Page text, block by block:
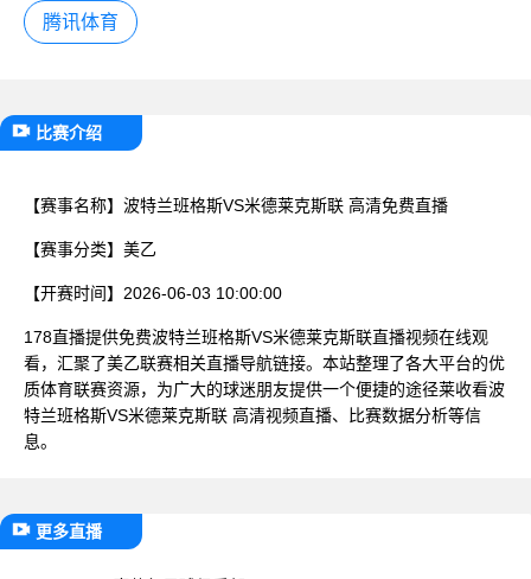
腾讯体育
比赛介绍
【赛事名称】 波特兰班格斯VS米德莱克斯联 高清免费直播
【赛事分类】 美乙
【开赛时间】 2026-06-03 10:00:00
178直播提供免费波特兰班格斯VS米德莱克斯联直播视频在线观
看，汇聚了美乙联赛相关直播导航链接。本站整理了各大平台的优
质体育联赛资源，为广大的球迷朋友提供一个便捷的途径莱收看波
特兰班格斯VS米德莱克斯联 高清视频直播、比赛数据分析等信
息。
更多直播